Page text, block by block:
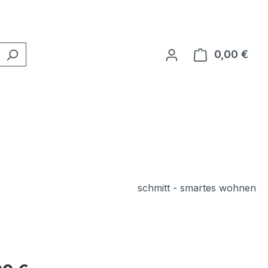
0,00 €
schmitt - smartes wohnen